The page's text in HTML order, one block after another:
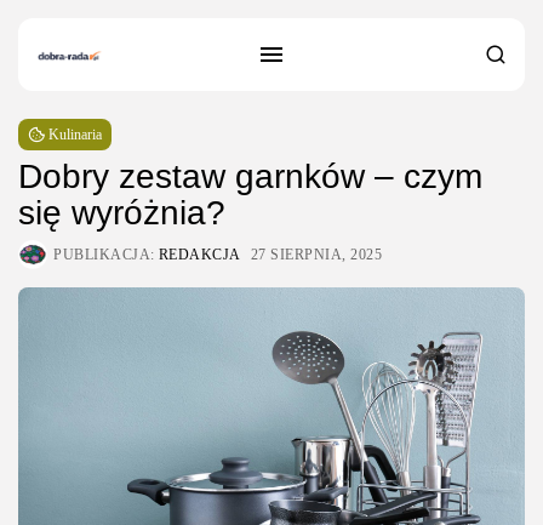
Kulinaria
Dobry zestaw garnków – czym
się wyróżnia?
PUBLIKACJA: REDAKCJA 27 SIERPNIA, 2025